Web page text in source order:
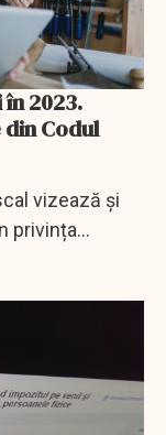
2023.
Codul
vizează și
privința
pe care le